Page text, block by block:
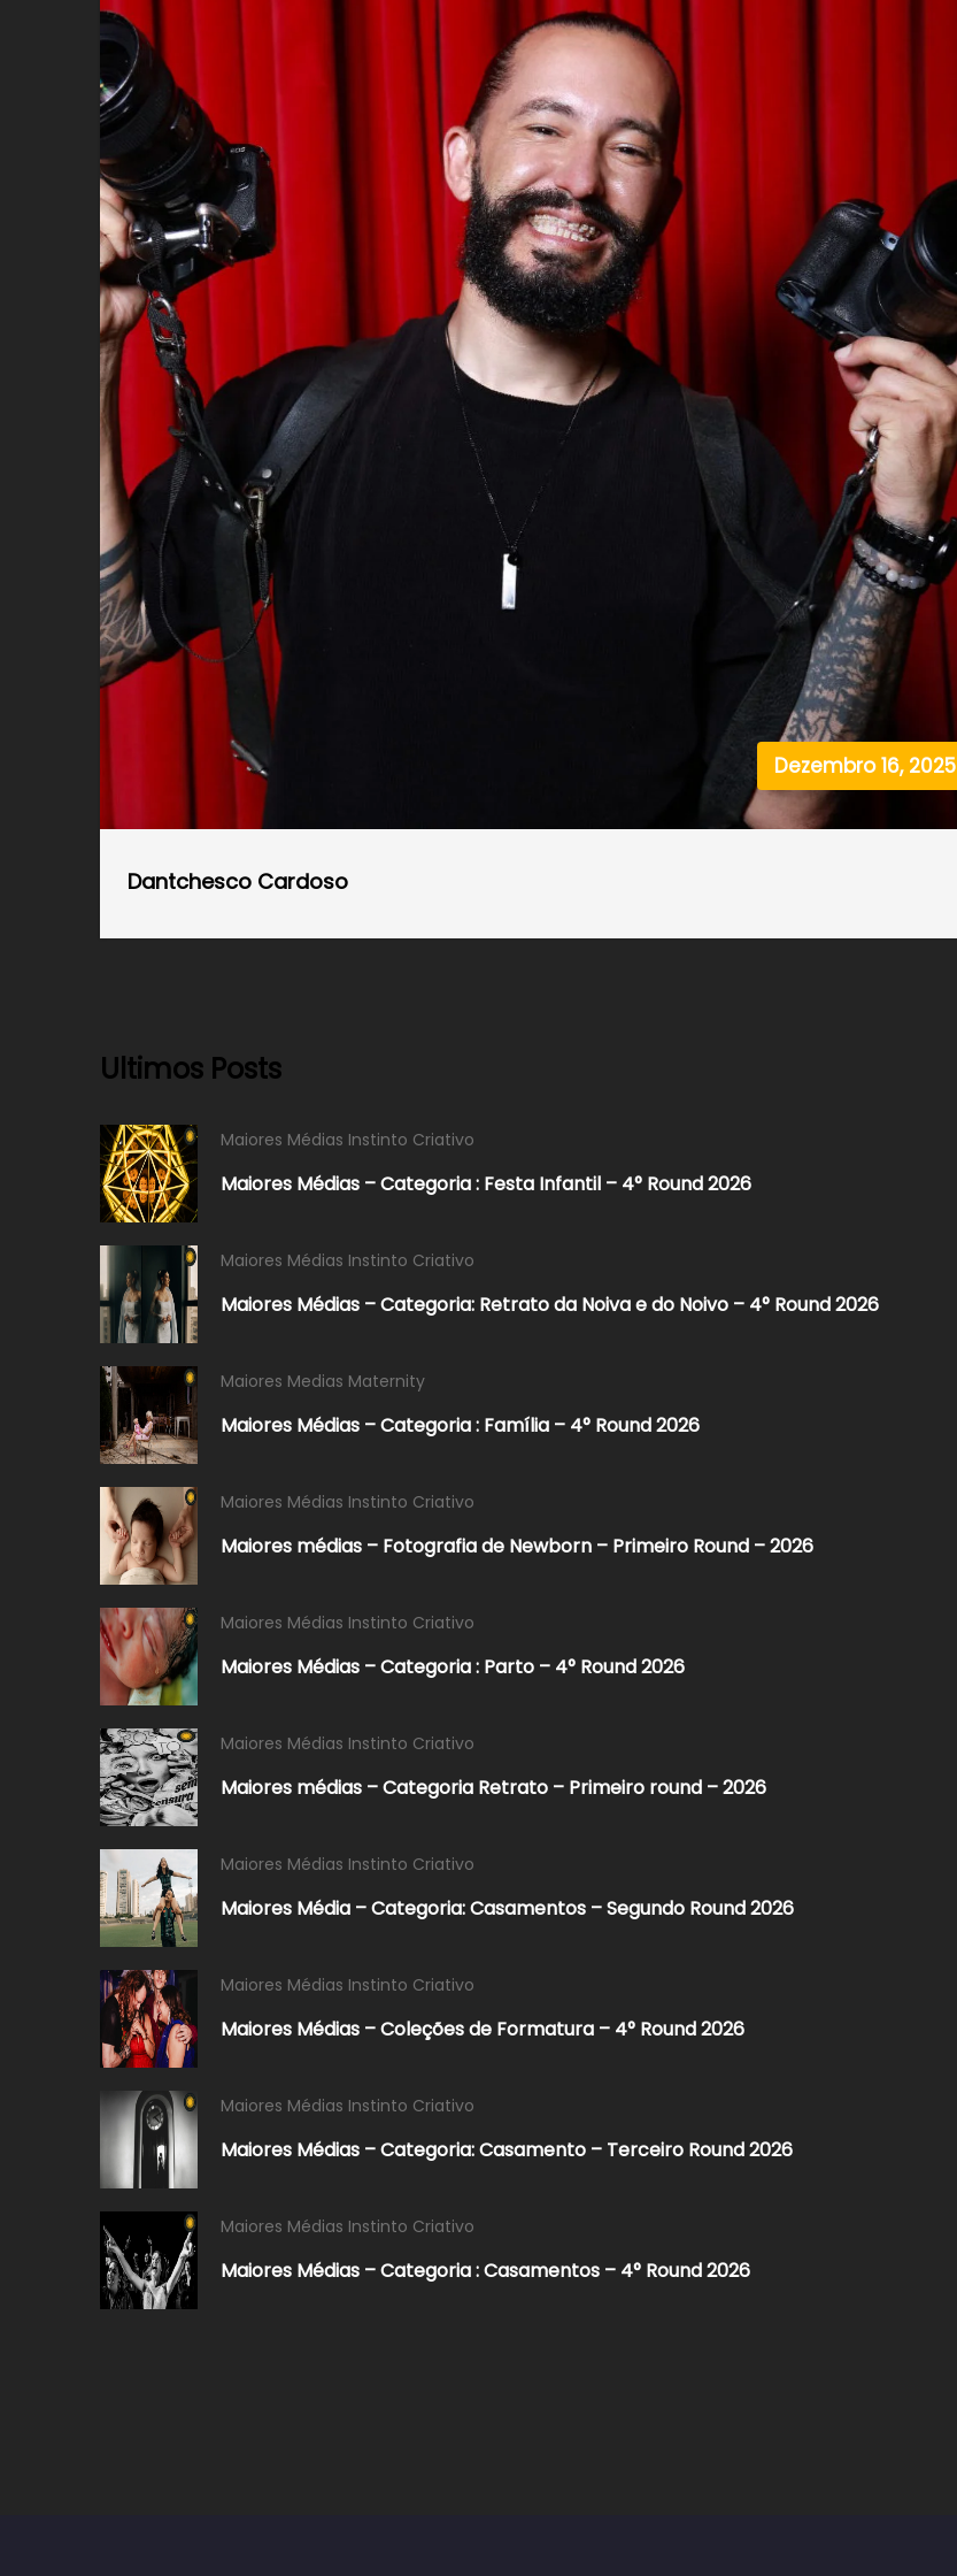
Dezembro 16, 2025
Dantchesco Cardoso
Ultimos Posts
Maiores Médias Instinto Criativo
Maiores Médias – Categoria : Festa Infantil – 4° Round 2026
Maiores Médias Instinto Criativo
Maiores Médias – Categoria: Retrato da Noiva e do Noivo – 4° Round 2026
Maiores Medias Maternity
Maiores Médias – Categoria : Família – 4° Round 2026
Maiores Médias Instinto Criativo
Maiores médias – Fotografia de Newborn – Primeiro Round – 2026
Maiores Médias Instinto Criativo
Maiores Médias – Categoria : Parto – 4° Round 2026
Maiores Médias Instinto Criativo
Maiores médias – Categoria Retrato – Primeiro round – 2026
Maiores Médias Instinto Criativo
Maiores Média – Categoria: Casamentos – Segundo Round 2026
Maiores Médias Instinto Criativo
Maiores Médias – Coleções de Formatura – 4° Round 2026​
Maiores Médias Instinto Criativo
Maiores Médias – Categoria: Casamento – Terceiro Round 2026
Maiores Médias Instinto Criativo
Maiores Médias – Categoria : Casamentos – 4° Round 2026